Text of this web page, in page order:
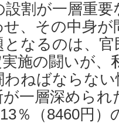
割が一層重
、その中身
となるのは、
施の闘いが、
ねばならな
が一層深めら
％（8460円）